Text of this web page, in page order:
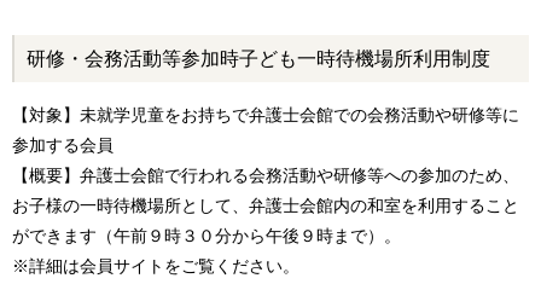
研修・会務活動等参加時子ども一時待機場所利用制度
【対象】未就学児童をお持ちで弁護士会館での会務活動や研修等に
参加する会員
【概要】弁護士会館で行われる会務活動や研修等への参加のため、
お子様の一時待機場所として、弁護士会館内の和室を利用すること
ができます（午前９時３０分から午後９時まで）。
※詳細は会員サイトをご覧ください。